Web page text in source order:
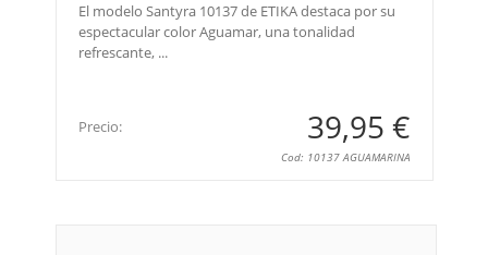
El modelo Santyra 10137 de ETIKA destaca por su
espectacular color Aguamar, una tonalidad
refrescante, ...
Precio: 39,95 €
Cod: 10137 AGUAMARINA